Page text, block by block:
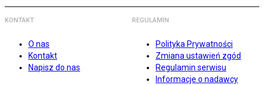
KONTAKT
O nas
Kontakt
Napisz do nas
REGULAMIN
Polityka Prywatności
Zmiana ustawień zgód
Regulamin serwisu
Informacje o nadawcy